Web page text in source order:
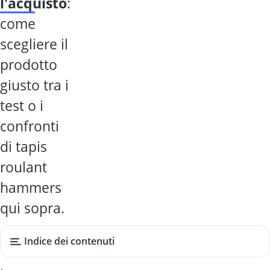
come
scegliere il
prodotto
giusto tra i
test o i
confronti
di tapis
roulant
hammers
qui sopra.
Indice dei contenuti